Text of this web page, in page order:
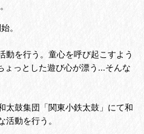
。
動を行う。童心を呼び起こすよう
っとした遊び心が漂う...そんな
太鼓集団「関東小鉄太鼓」にて和
動を行う。